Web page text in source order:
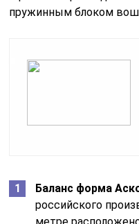
пружинным блоком
Баланс форма
российского